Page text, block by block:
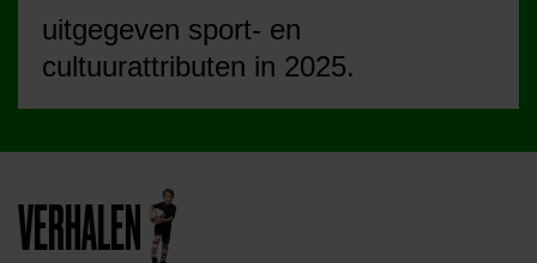
uitgegeven sport- en
cultuurattributen in 2025.
VERHALEN